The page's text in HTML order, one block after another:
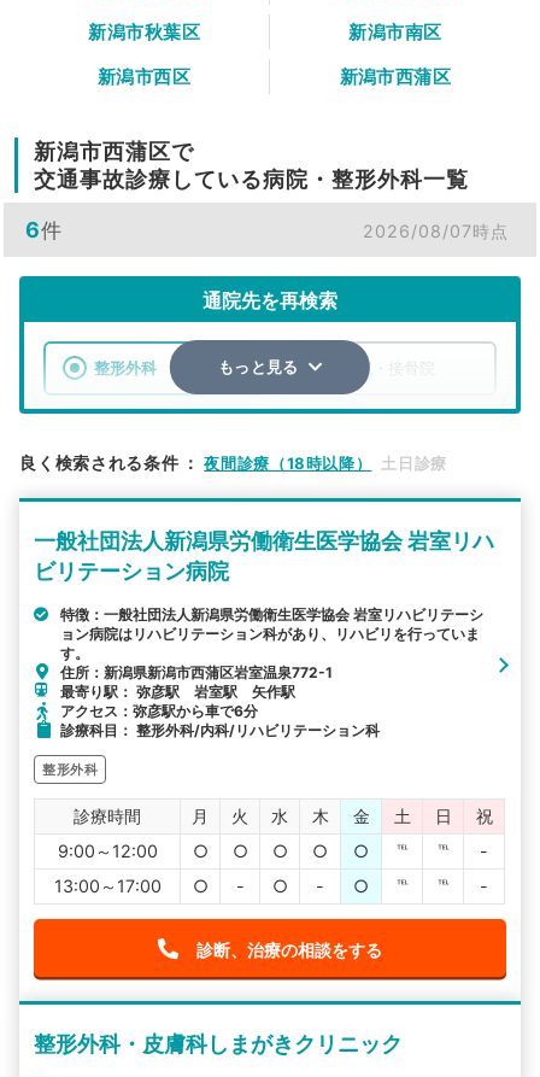
新潟市秋葉区
新潟市南区
新潟市西区
新潟市西蒲区
新潟市西蒲区で
交通事故診療している病院・整形外科一覧
6件 2026/08/07時点
通院先を再検索
整形外科 整骨院・接骨院
検索する
詳細条件で絞り込む
その他の検索方法
もっと見る
良く検索される条件 ： 夜間診療（18時以降） 土日診療
一般社団法人新潟県労働衛生医学協会 岩室リハ
ビリテーション病院
特徴：一般社団法人新潟県労働衛生医学協会 岩室リハビリテーシ
ョン病院はリハビリテーション科があり、リハビリを行っていま
す。
住所：新潟県新潟市西蒲区岩室温泉772-1
最寄り駅： 弥彦駅 岩室駅 矢作駅
アクセス：弥彦駅から車で6分
診療科目： 整形外科/内科/リハビリテーション科
整形外科
診療時間 月 火 水 木 金 土 日
祝
9:00～12:00
○ ○ ○ ○ ○ ℡ ℡
-
13:00～17:00
○ - ○ - ○ ℡ ℡ -
診断、治療の相談をする
整形外科・皮膚科しまがきクリニック